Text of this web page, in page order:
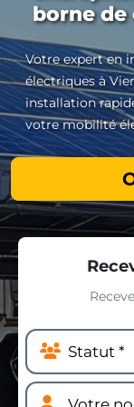
borne de
Votre expert en
électriques à
installation
votre mobilité